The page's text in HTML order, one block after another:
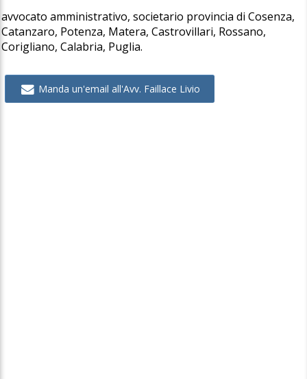
avvocato amministrativo, societario provincia di Cosenza,
Catanzaro, Potenza, Matera, Castrovillari, Rossano,
Corigliano, Calabria, Puglia.
Manda un'email all'Avv. Faillace Livio